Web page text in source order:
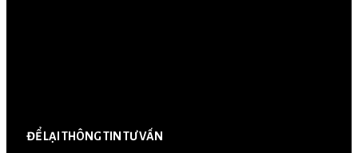
ĐỂ LẠI THÔNG TIN TƯ VẤN